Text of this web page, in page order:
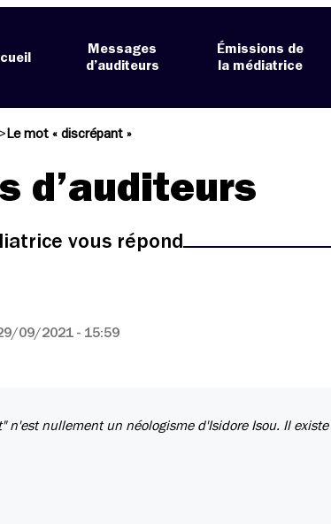
Messages
d’auditeurs
Émissions de
la médiatrice
> Le mot « discrépant »
d’auditeurs
vous répond
09/2021 - 15:59
n'est nullement un néologisme d'Isidore Isou. Il existe